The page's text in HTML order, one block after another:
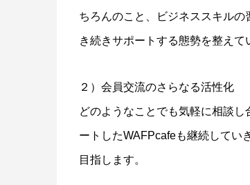
ちろんのこと、ビジネススキルの
き続きサポートする態勢を整えて
２）会員交流のさらなる活性化
どのようなことでも気軽に相談
ートしたWAFPcafeも継続してい
目指します。